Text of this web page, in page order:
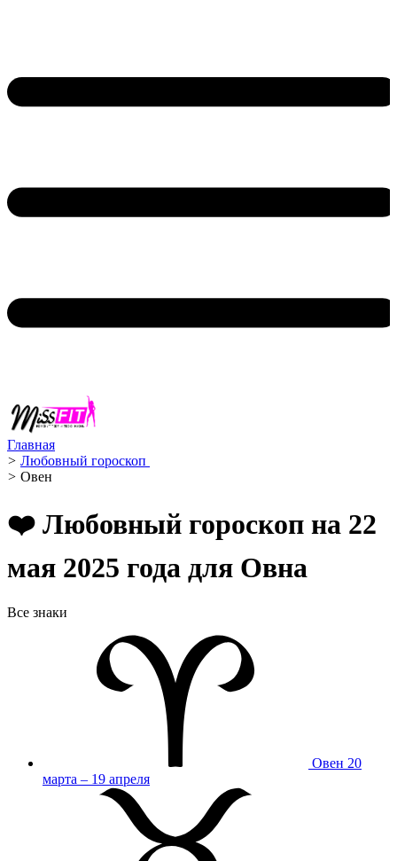
Главная
> Любовный гороскоп ️
> Овен ️
❤️ Любовный гороскоп на 22
мая 2025 года для Овна
Все знаки
Овен 20
марта – 19 апреля